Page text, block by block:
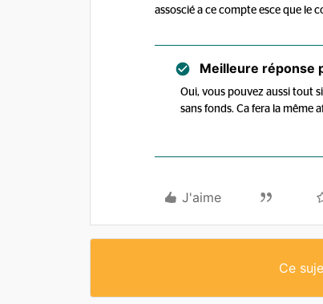
assoscié a ce compte esce que le
Meilleure réponse
Oui, vous pouvez aussi tout
sans fonds. Ca fera la même
J'aime
Ce